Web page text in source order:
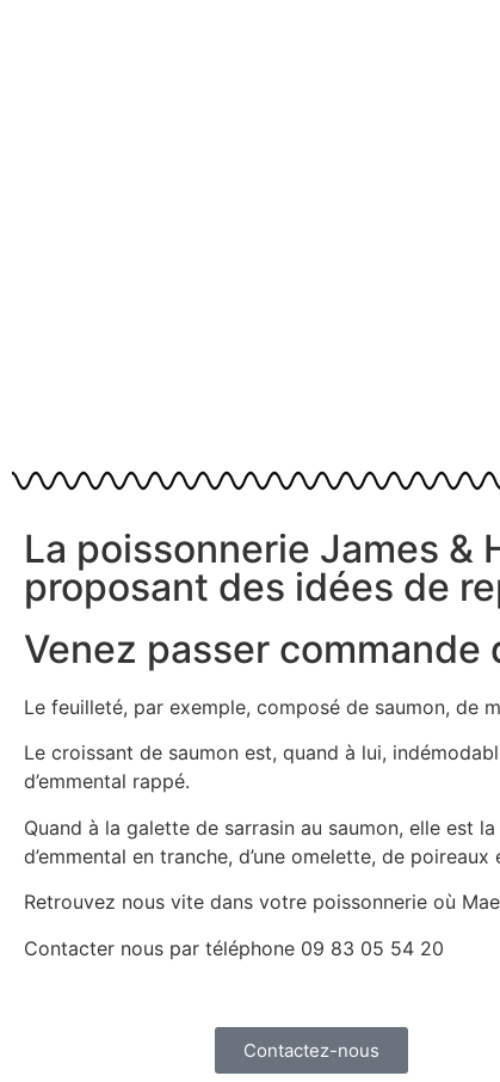
La poissonnerie James &
proposant des idées de
Venez passer
Le feuilleté, par exemple, composé de saumon, de
Le croissant de saumon est, quand à lui,
d’emmental rappé.
Quand à la galette de sarrasin au saumon, elle est
d’emmental en tranche, d’une omelette, de
Retrouvez nous vite dans votre poissonnerie où
Contacter nous par téléphone 09 83 05 54 20
Contactez-nous